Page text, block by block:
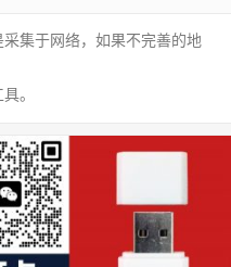
集于网络，如果不完善的地
。